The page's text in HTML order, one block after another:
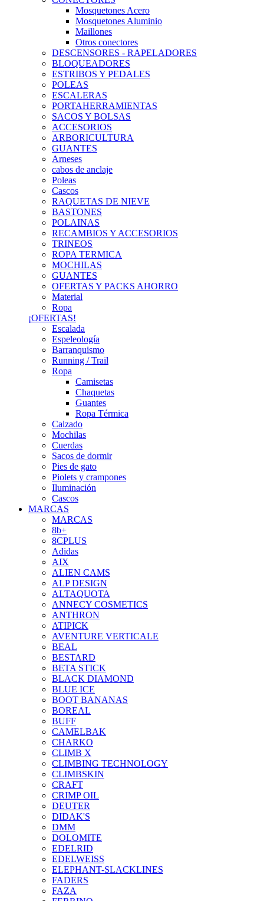
Mosquetones Acero
Mosquetones Aluminio
Maillones
Otros conectores
DESCENSORES - RAPELADORES
BLOQUEADORES
ESTRIBOS Y PEDALES
POLEAS
ESCALERAS
PORTAHERRAMIENTAS
SACOS Y BOLSAS
ACCESORIOS
ARBORICULTURA
GUANTES
Arneses
cabos de anclaje
Poleas
Cascos
RAQUETAS DE NIEVE
BASTONES
POLAINAS
RECAMBIOS Y ACCESORIOS
TRINEOS
ROPA TERMICA
MOCHILAS
GUANTES
OFERTAS Y PACKS AHORRO
Material
Ropa
¡OFERTAS!
Escalada
Espeleología
Barranquismo
Running / Trail
Ropa
Camisetas
Chaquetas
Guantes
Ropa Térmica
Calzado
Mochilas
Cuerdas
Sacos de dormir
Pies de gato
Piolets y crampones
Iluminación
Cascos
MARCAS
MARCAS
8b+
8CPLUS
Adidas
AIX
ALIEN CAMS
ALP DESIGN
ALTAQUOTA
ANNECY COSMETICS
ANTHRON
ATIPICK
AVENTURE VERTICALE
BEAL
BESTARD
BETA STICK
BLACK DIAMOND
BLUE ICE
BOOT BANANAS
BOREAL
BUFF
CAMELBAK
CHARKO
CLIMB X
CLIMBING TECHNOLOGY
CLIMBSKIN
CRAFT
CRIMP OIL
DEUTER
DIDAK'S
DMM
DOLOMITE
EDELRID
EDELWEISS
ELEPHANT-SLACKLINES
FADERS
FAZA